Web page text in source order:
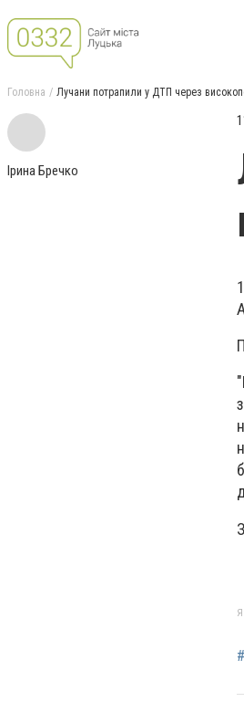
Головна Лучани потрапили у ДТП через
Ірина Бречко